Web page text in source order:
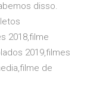
disso.
2018,filme
2019,filmes
de